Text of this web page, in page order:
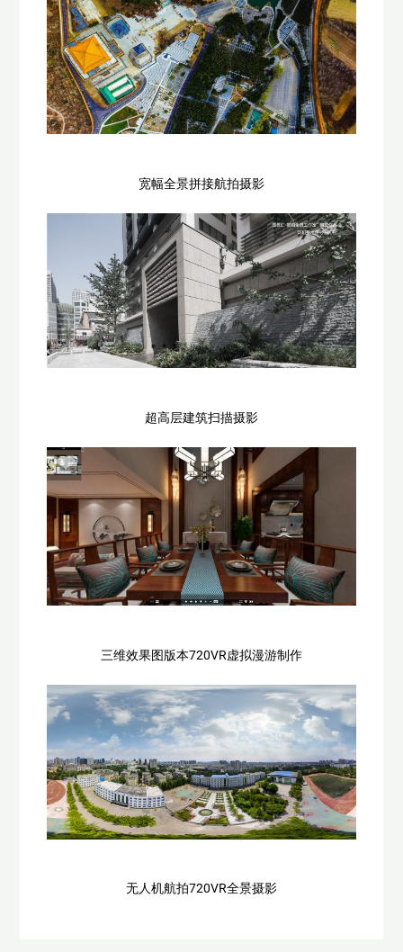
宽幅全景拼接航拍摄影
超高层建筑扫描摄影
三维效果图版本720VR虚拟漫游制作
无人机航拍720VR全景摄影